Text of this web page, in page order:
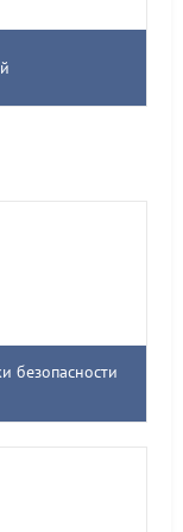
безопасности